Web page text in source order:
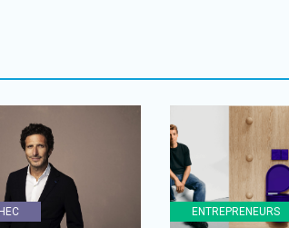
ENTREPRENEURS